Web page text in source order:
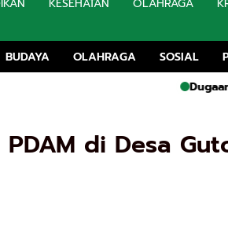
BUDAYA OLAHRAGA SOSIAL
Dugaan Proyek
di Desa